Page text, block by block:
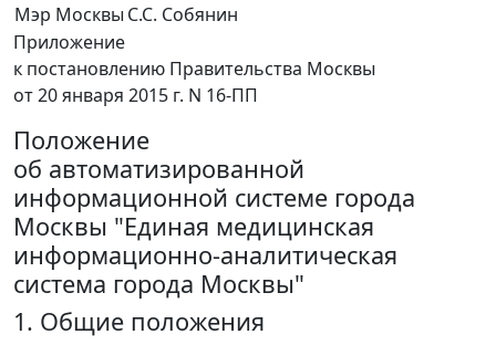
Мэр Москвы С.С. Собянин
Приложение
к постановлению Правительства Москвы
от 20 января 2015 г. N 16-ПП
Положение
об автоматизированной
информационной системе города
Москвы "Единая медицинская
информационно-аналитическая
система города Москвы"
1. Общие положения